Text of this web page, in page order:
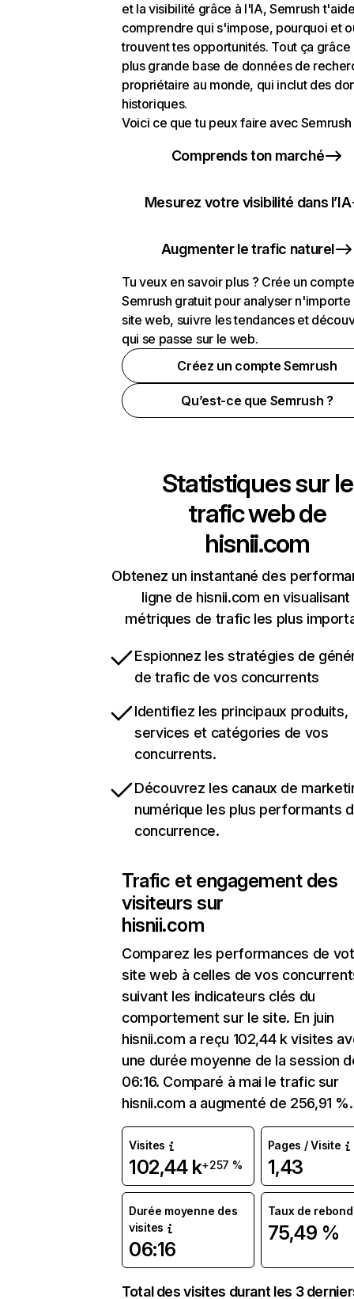
et la visibilité grâce à l'IA, Semrush
comprendre qui s'impose, pourquoi et
trouvent tes opportunités. Tout ça grâce
plus grande base de données de
propriétaire au monde, qui inclut des
historiques.
Voici ce que tu peux faire avec Semrush
Comprends ton marché
Mesurez votre visibilité dans l’IA
Augmenter le trafic naturel
Tu veux en savoir plus ? Crée un compte
Semrush gratuit pour analyser n'importe
site web, suivre les tendances et
qui se passe sur le web.
Créez un compte Semrush
Qu’est-ce que Semrush ?
Statistiques sur le
trafic web de
hisnii.com
Obtenez un instantané des
ligne de hisnii.com en visualisant
métriques de trafic les plus
Espionnez les stratégies de
de trafic de vos concurrents
Identifiez les principaux produits,
services et catégories de vos
concurrents.
Découvrez les canaux de
numérique les plus performants
concurrence.
Trafic et engagement des
visiteurs sur
hisnii.com
Comparez les performances de
site web à celles de vos
suivant les indicateurs clés du
comportement sur le site. En juin
hisnii.com a reçu 102,44 k visites
une durée moyenne de la session
06:16. Comparé à mai le trafic sur
hisnii.com a augmenté de 256,91 %.
Visites
102,44 k+257 %
Pages / Visite
1,43
Durée moyenne des
visites
06:16
Taux de rebond
75,49 %
Total des visites durant les 3